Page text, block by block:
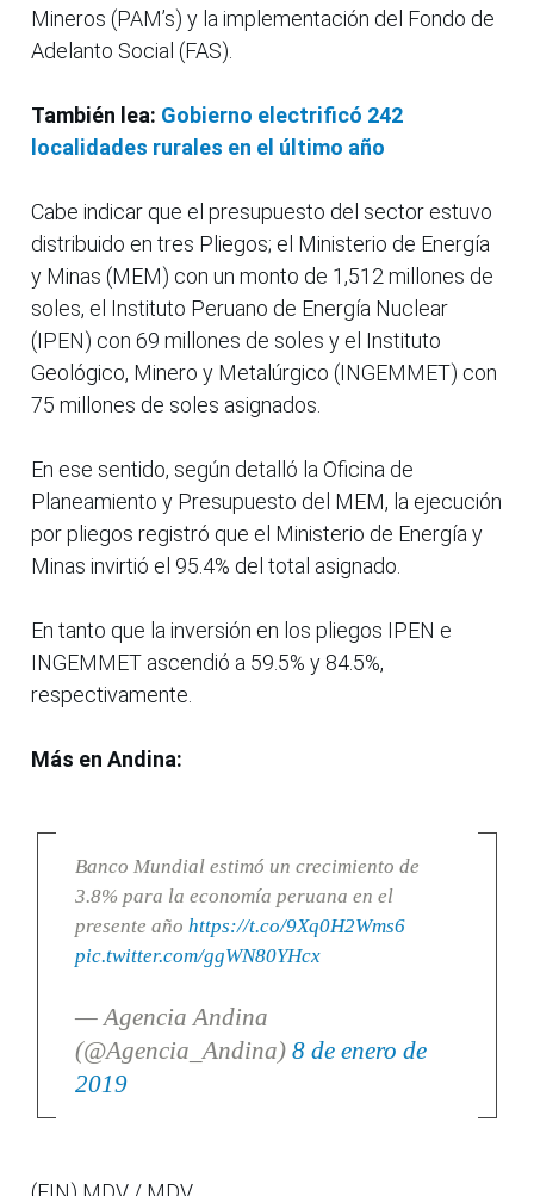
Mineros (PAM’s) y la implementación del Fondo de
Adelanto Social (FAS).
También lea: Gobierno electrificó 242
localidades rurales en el último año
Cabe indicar que el presupuesto del sector estuvo
distribuido en tres Pliegos; el Ministerio de Energía
y Minas (MEM) con un monto de 1,512 millones de
soles, el Instituto Peruano de Energía Nuclear
(IPEN) con 69 millones de soles y el Instituto
Geológico, Minero y Metalúrgico (INGEMMET) con
75 millones de soles asignados.
En ese sentido, según detalló la Oficina de
Planeamiento y Presupuesto del MEM, la ejecución
por pliegos registró que el Ministerio de Energía y
Minas invirtió el 95.4% del total asignado.
En tanto que la inversión en los pliegos IPEN e
INGEMMET ascendió a 59.5% y 84.5%,
respectivamente.
Más en Andina:
Banco Mundial estimó un crecimiento de
3.8% para la economía peruana en el
presente año https://t.co/9Xq0H2Wms6
pic.twitter.com/ggWN80YHcx
— Agencia Andina
(@Agencia_Andina) 8 de enero de
2019